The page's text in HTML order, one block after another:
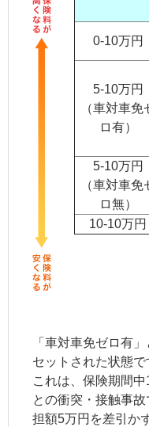
0-10万円
5-10万円
（車対車免
ロ有）
5-10万円
（車対車免
ロ無）
10-10万円
「車対車免ゼロ有
セットされた状態で
これは、保険期間
との衝突・接触事
担額5万円を差引か